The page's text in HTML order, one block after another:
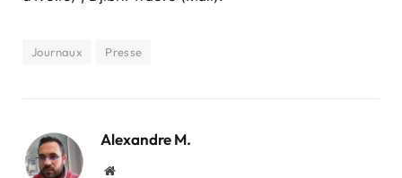
Journaux Presse
Alexandre M.
Website